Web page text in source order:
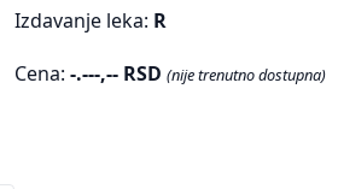
Izdavanje leka: R
Cena: -.---,-- RSD (nije trenutno dostupna)